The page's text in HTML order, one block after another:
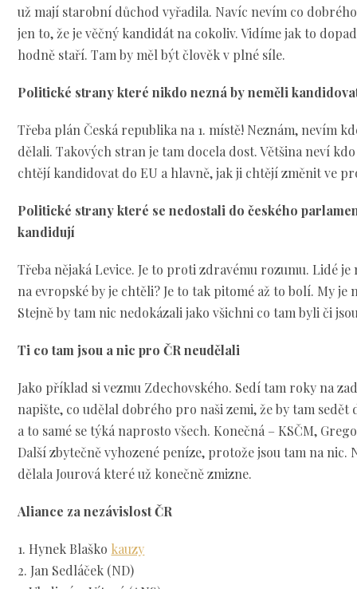
už mají starobní důchod vyřadila. Navíc nevím co
jen to, že je věčný kandidát na cokoliv. Vidíme jak to
hodně staří. Tam by měl být člověk v plné síle.
Politické strany které nikdo nezná by neměli
Třeba plán Česká republika na 1. místě! Neznám, nevím
dělali. Takových stran je tam docela dost. Většina neví
chtějí kandidovat do EU a hlavně, jak ji chtějí změnit ve
Politické strany které se nedostali do českého
kandidují
Třeba nějaká Levice. Je to proti zdravému rozumu. Lidé
na evropské by je chtěli? Je to tak pitomé až to bolí. My je
Stejně by tam nic nedokázali jako všichni co tam byli či
Ti co tam jsou a nic pro ČR neudělali
Jako příklad si vezmu Zdechovského. Sedí tam roky na
napište, co udělal dobrého pro naši zemi, že by tam
a to samé se týká naprosto všech. Konečná – KSČM,
Další zbytečně vyhozené peníze, protože jsou tam na nic.
dělala Jourová které už konečně zmizne.
Aliance za nezávislost ČR
1. Hynek Blaško kauzy
2. Jan Sedláček (ND)